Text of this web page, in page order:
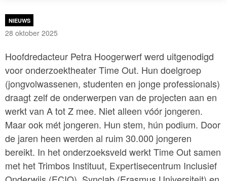
NIEUWS
28 oktober 2025
Hoofdredacteur Petra Hoogerwerf werd uitgenodigd
voor onderzoektheater Time Out. Hun doelgroep
(jongvolwassenen, studenten en jonge professionals)
draagt zelf de onderwerpen van de projecten aan en
werkt van A tot Z mee. Niet alleen vóór jongeren.
Maar ook mét jongeren. Hun stem, hún podium. Door
de jaren heen werden al ruim 30.000 jongeren
bereikt. In het onderzoeksveld werkt Time Out samen
met het Trimbos Instituut, Expertisecentrum Inclusief